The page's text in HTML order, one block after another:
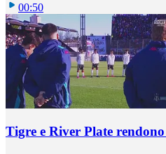
00:50
Tigre e River Plate